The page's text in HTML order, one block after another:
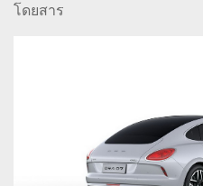
โดยสาร